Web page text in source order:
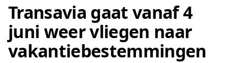
Transavia gaat vanaf 4
juni weer vliegen naar
vakantiebestemmingen